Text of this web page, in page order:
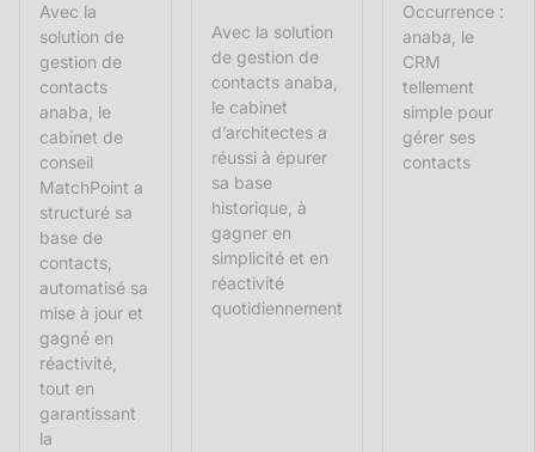
Avec la
solution de
gestion de
contacts
anaba, le
cabinet de
conseil
MatchPoint a
structuré sa
base de
contacts,
automatisé sa
mise à jour et
gagné en
réactivité,
tout en
garantissant
la
Avec la solution
de gestion de
contacts anaba,
le cabinet
d’architectes a
réussi à épurer
sa base
historique, à
gagner en
simplicité et en
réactivité
quotidiennement
Occurrence :
anaba, le
CRM
tellement
simple pour
gérer ses
contacts